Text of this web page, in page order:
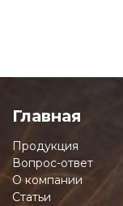
Главная
Продукция
Вопрос-ответ
О компании
Статьи